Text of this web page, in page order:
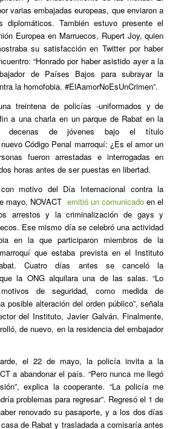
varias embajadas europeas, que enviaron a
diplomáticos. También estuvo presente el
Europea en Marruecos, Rupert Joy, quien
su satisfacción en Twitter por haber
“Honrado por haber asistido ayer a la
de Países Bajos para subrayar la
la homofobia. #ElAamorNoEsUnCrimen”.
treintena de policías -uniformados y de
a una charla en un parque de Rabat en la
decenas de jóvenes bajo el título
nuevo Código Penal marroquí: ¿Es el amor un
fueron arrestadas e interrogadas en
horas antes de ser puestas en libertad.
motivo del Día Internacional contra la
mayo, NOVACT emitió un comunicado en el
arrestos y la criminalización de gays y
Ese mismo día se celebró una actividad
en la que participaron miembros de la
que estaba prevista en el Instituto
Cuatro días antes se canceló la
la ONG alquilara una de las salas. “Lo
de seguridad, como medida de
posible alteración del orden público”, señala
del Instituto, Javier Galván. Finalmente,
de nuevo, en la residencia del embajador
el 22 de mayo, la policía invita a la
a abandonar el país. “Pero nunca me llegó
explica la cooperante. “La policía me
problemas para regresar”. Regresó el 1 de
renovado su pasaporte, y a los dos días
de Rabat y trasladada a comisaría antes